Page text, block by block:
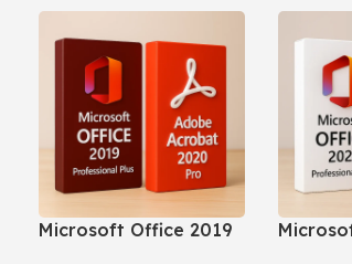
Microsoft Office 2019